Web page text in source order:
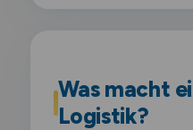
Was macht
Logistik?